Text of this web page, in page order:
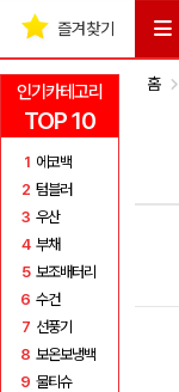
인기카테고리
TOP 10
1 에코백
2 텀블러
3 우산
4 부채
5 보조배터리
6 수건
7 선풍기
8 보온보냉백
9 물티슈
즐겨찾기
홈